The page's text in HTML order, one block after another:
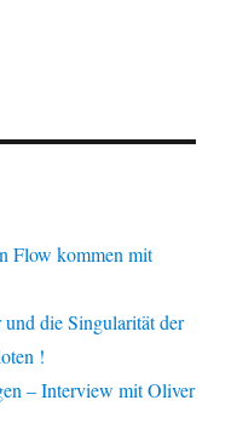
Flow kommen mit
und die Singularität der
!
– Interview mit Oliver